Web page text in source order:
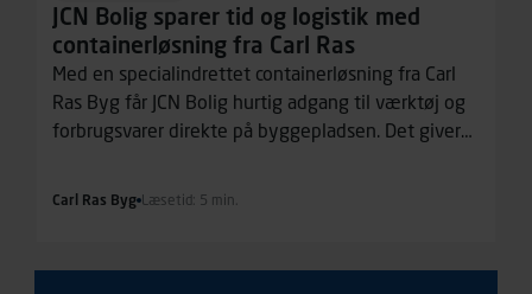
JCN Bolig sparer tid og logistik med
containerløsning fra Carl Ras
Med en specialindrettet containerløsning fra Carl
Ras Byg får JCN Bolig hurtig adgang til værktøj og
forbrugsvarer direkte på byggepladsen. Det giver
Carl Ras Byg Læsetid: 5 min.